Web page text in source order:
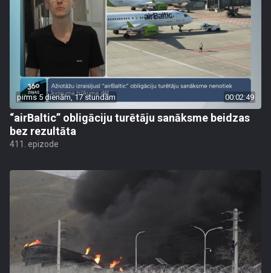
pirms 5 dienām, 17 stundām 00:02:49
“airBaltic” obligāciju turētāju sanāksme beidzas
bez rezultāta
411. epizode